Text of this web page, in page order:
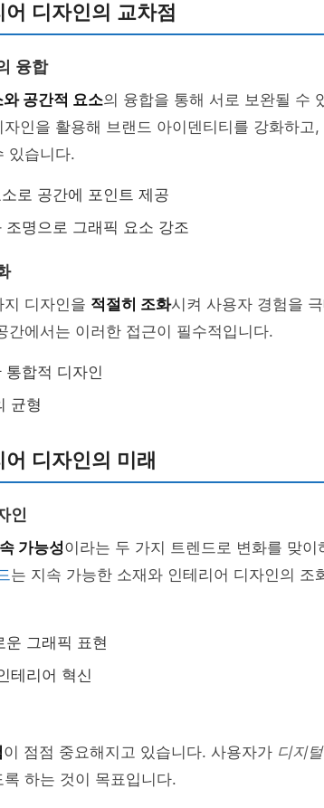
디자인의 교차점
융합
공간적 요소의 융합을 통해 서로 보완될 수
인을 활용해 브랜드 아이덴티티를 강화하고
있습니다.
로 공간에 포인트 제공
명으로 그래픽 요소 강조
디자인을 적절히 조화시켜 사용자 경험을
간에서는 이러한 접근이 필수적입니다.
통합적 디자인
균형
디자인의 미래
인
가능성이라는 두 가지 트렌드로 변화를 맞이
는 지속 가능한 소재와 인테리어 디자인의 조
운 그래픽 표현
테리어 혁신
이 점점 중요해지고 있습니다. 사용자가 디지
하는 것이 목표입니다.